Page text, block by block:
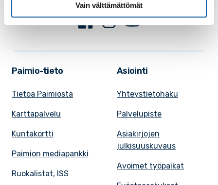
Vain välttämättömät
FacebookInstagramYoutube
Paimio-tieto
Tietoa Paimiosta
Karttapalvelu
Kuntakortti
Paimion mediapankki
Ruokalistat, ISS
Asiointi
Yhteystietohaku
Palvelupiste
Asiakirjojen
julkisuuskuvaus
Avoimet työpaikat